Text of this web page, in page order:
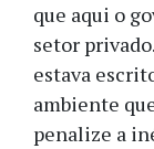
que aqui o
setor
estava
ambiente
penalize a